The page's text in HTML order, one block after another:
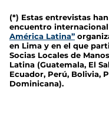
(*) Estas entrevistas
encuentro internacional
América Latina”
en Lima y en el que
Socias Locales de
Latina (Guatemala, El
Ecuador, Perú, Bolivia,
Dominicana).